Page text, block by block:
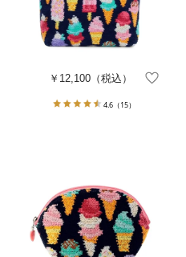
￥12,100（税込）
4.6（15）